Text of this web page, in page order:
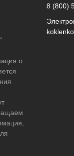
о
8 (800)